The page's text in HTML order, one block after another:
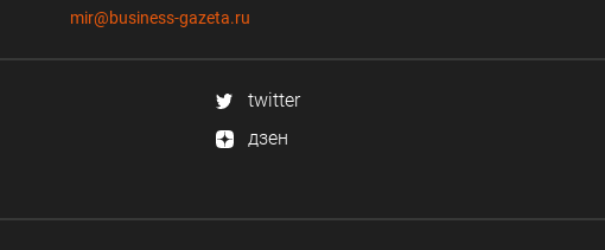
mir@business-gazeta.ru
twitter
дзен